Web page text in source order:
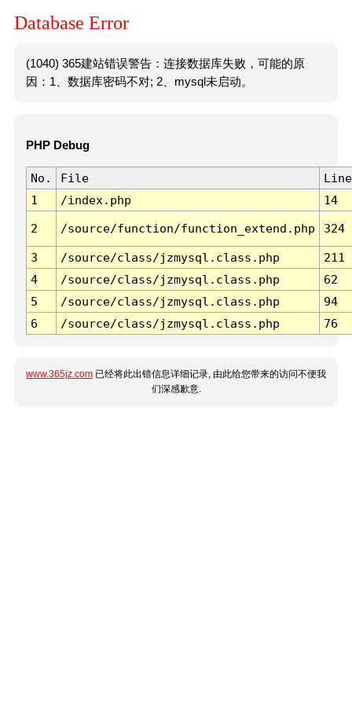
Database Error
(1040) 365建站错误警告：连接数据库失败，可能的原
因：1、数据库密码不对; 2、mysql未启动。
PHP Debug
No. File
Line
1
/index.php 14
2 /source/function/function_extend.php 324
3 /source/class/jzmysql.class.php
211
4
/source/class/jzmysql.class.php
62
5
/source/class/jzmysql.class.php
94
6
/source/class/jzmysql.class.php 76
www.365jz.com 已经将此出错信息详细记录, 由此给您带来的访问不便我
们深感歉意.